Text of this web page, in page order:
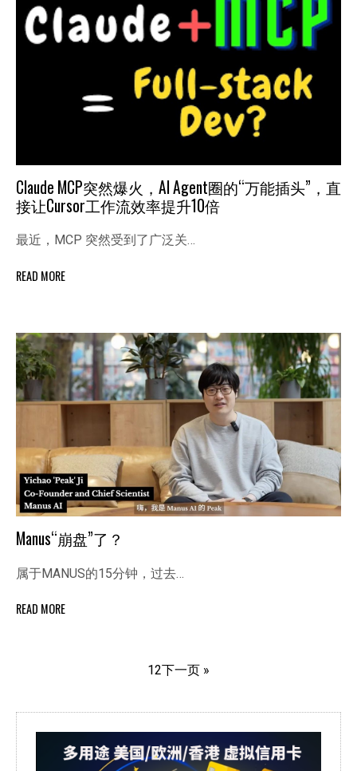
Claude MCP突然爆火，AI Agent圈的“万能插头”，直
接让Cursor工作流效率提升10倍
最近，MCP 突然受到了广泛关…
READ MORE
Manus“崩盘”了？
属于MANUS的15分钟，过去…
READ MORE
12下一页 »